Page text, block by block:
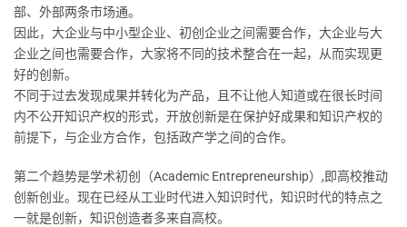
部、外部两条市场通。
因此，大企业与中小型企业、初创企业之间需要合作，大企业与大
企业之间也需要合作，大家将不同的技术整合在一起，从而实现更
好的创新。
不同于过去发现成果并转化为产品，且不让他人知道或在很长时间
内不公开知识产权的形式，开放创新是在保护好成果和知识产权的
前提下，与企业方合作，包括政产学之间的合作。
第二个趋势是学术初创（Academic Entrepreneurship）,即高校推动
创新创业。现在已经从工业时代进入知识时代，知识时代的特点之
一就是创新，知识创造者多来自高校。